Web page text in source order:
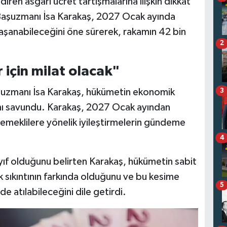
İsa Karakaş, 2027 Ocak ayında
öne sürerek, rakamın 42 bin
milat olacak"
İsa Karakaş, hükümetin ekonomik
savundu. Karakaş, 2027 Ocak ayından
yönelik iyileştirmelerin gündeme
olduğunu belirten Karakaş, hükümetin sabit
farkında olduğunu ve bu kesime
atılabileceğini dile getirdi.
2
3
4
5